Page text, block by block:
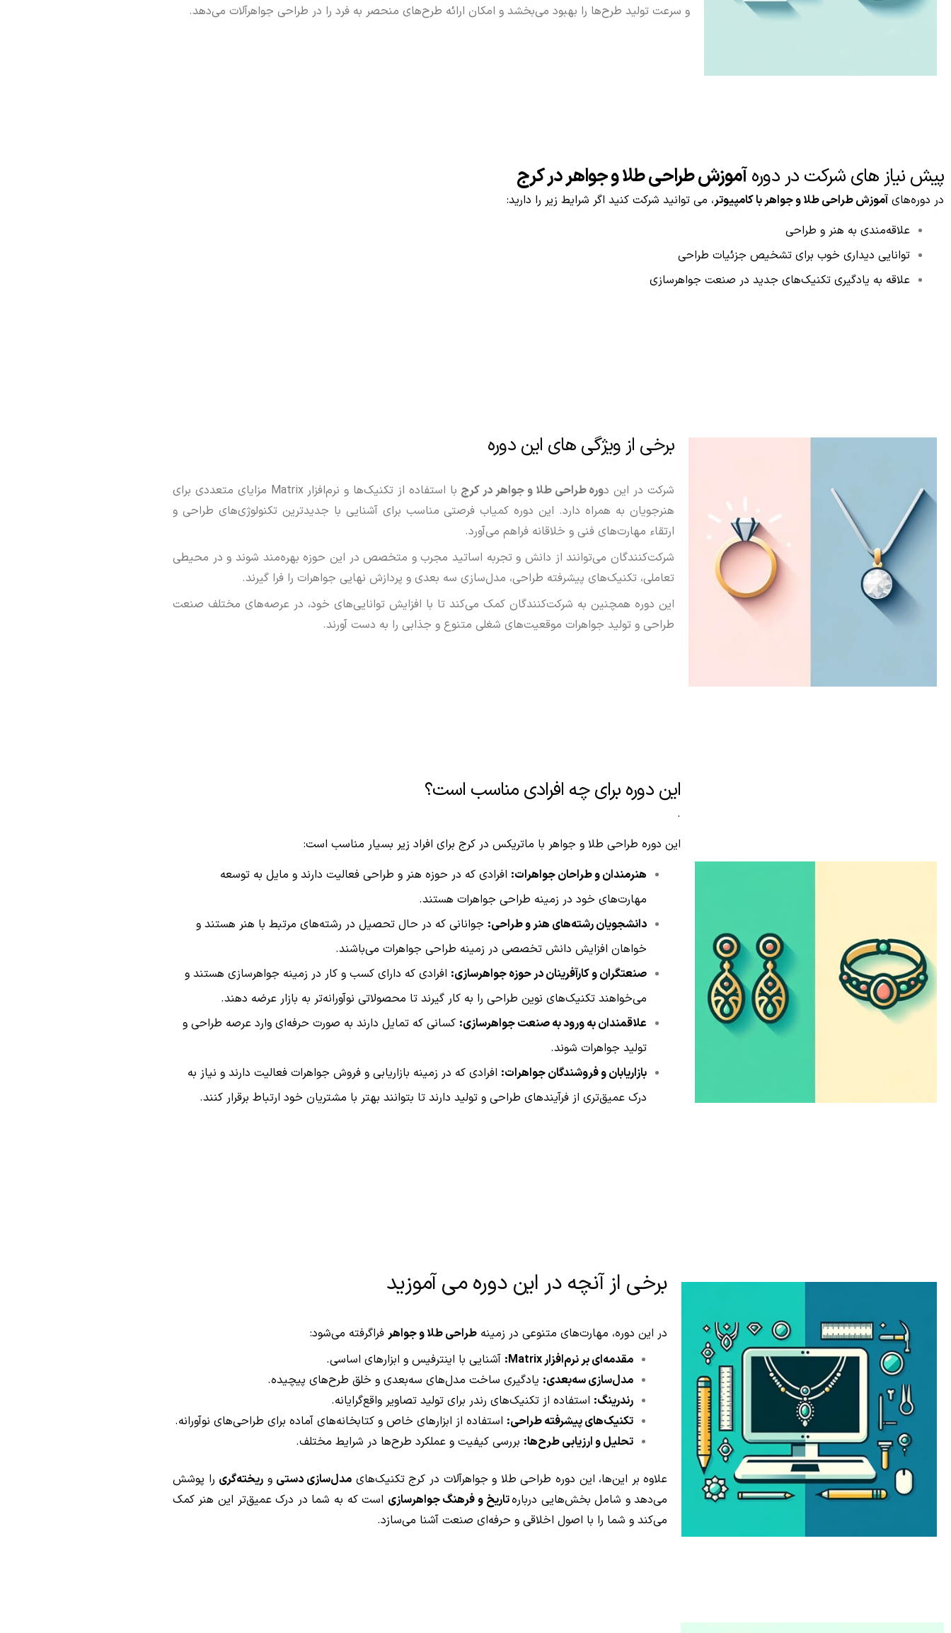
و سرعت تولید طرح‌ها را بهبود می‌بخشد و امکان ارائه طرح‌های منحصر به فرد را در طراحی جواهرآلات می‌دهد.
پیش نیاز های شرکت در دورهآموزش طراحی طلا و جواهر در کرج
در دوره‌های آموزش طراحی طلا و جواهر با کامپیوتر، می توانید شرکت کنید اگر شرایط زیر را دارید:
علاقه‌مندی به هنر و طراحی
توانایی دیداری خوب برای تشخیص جزئیات طراحی
علاقه به یادگیری تکنیک‌های جدید در صنعت جواهرسازی
برخی از ویژگی های این دوره
شرکت در این دوره طراحی طلا و جواهر در کرج
با استفاده از تکنیک‌ها و نرم‌افزار Matrix مزایای متعددی برای
هنرجویان به همراه دارد. این دوره کمیاب فرصتی مناسب برای آشنایی با جدیدترین تکنولوژی‌های طراحی و
ارتقاء مهارت‌های فنی و خلاقانه فراهم می‌آورد.
شرکت‌کنندگان می‌توانند از دانش و تجربه اساتید مجرب و متخصص در این حوزه بهره‌مند شوند و در محیطی
تعاملی، تکنیک‌های پیشرفته طراحی، مدل‌سازی سه بعدی و پردازش نهایی جواهرات را فرا گیرند.
این دوره همچنین به شرکت‌کنندگان کمک می‌کند تا با افزایش توانایی‌های خود، در عرصه‌های مختلف صنعت
طراحی و تولید جواهرات موقعیت‌های شغلی متنوع و جذابی را به دست آورند.
این دوره برای چه افرادی مناسب است؟
.
این دوره طراحی طلا و جواهر با ماتریکس در کرج برای افراد زیر بسیار مناسب است:
هنرمندان و طراحان جواهرات: افرادی که در حوزه هنر و طراحی فعالیت دارند و مایل به توسعه
مهارت‌های خود در زمینه طراحی جواهرات هستند.
دانشجویان رشته‌های هنر و طراحی: جوانانی که در حال تحصیل در رشته‌های مرتبط با هنر هستند و
خواهان افزایش دانش تخصصی در زمینه طراحی جواهرات می‌باشند.
صنعتگران و کارآفرینان در حوزه جواهرسازی: افرادی که دارای کسب و کار در زمینه جواهرسازی هستند و
می‌خواهند تکنیک‌های نوین طراحی را به کار گیرند تا محصولاتی نوآورانه‌تر به بازار عرضه دهند.
علاقمندان به ورود به صنعت جواهرسازی: کسانی که تمایل دارند به صورت حرفه‌ای وارد عرصه طراحی و
تولید جواهرات شوند.
بازاریابان و فروشندگان جواهرات: افرادی که در زمینه بازاریابی و فروش جواهرات فعالیت دارند و نیاز به
درک عمیق‌تری از فرآیندهای طراحی و تولید دارند تا بتوانند بهتر با مشتریان خود ارتباط برقرار کنند.
برخی از آنچه در این دوره می آموزید
در این دوره، مهارت‌های متنوعی در زمینه طراحی طلا و جواهر فراگرفته می‌شود:
مقدمه‌ای بر نرم‌افزار Matrix:
آشنایی با اینترفیس و ابزارهای اساسی.
مدل‌سازی سه‌بعدی: یادگیری ساخت مدل‌های سه‌بعدی و خلق طرح‌های پیچیده.
رندرینگ: استفاده از تکنیک‌های رندر برای تولید تصاویر واقع‌گرایانه.
تکنیک‌های پیشرفته طراحی: استفاده از ابزارهای خاص و کتابخانه‌های آماده برای طراحی‌های نوآورانه.
تحلیل و ارزیابی طرح‌ها: بررسی کیفیت و عملکرد طرح‌ها در شرایط مختلف.
علاوه بر این‌ها، این دوره طراحی طلا و جواهرآلات در کرج تکنیک‌های مدل‌سازی دستی و ریخته‌گری را پوشش
می‌دهد و شامل بخش‌هایی دربارهتاریخ و فرهنگ جواهرسازی است که به شما در درک عمیق‌تر این هنر کمک
می‌کند و شما را با اصول اخلاقی و حرفه‌ای صنعت آشنا می‌سازد.